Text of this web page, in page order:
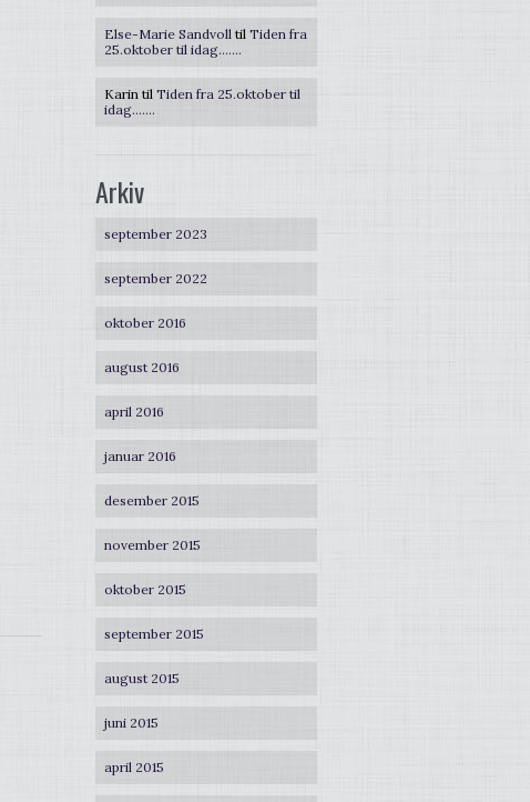
Else-Marie Sandvoll til Tiden fra
25.oktober til idag…….
Karin til Tiden fra 25.oktober til
idag…….
Arkiv
september 2023
september 2022
oktober 2016
august 2016
april 2016
januar 2016
desember 2015
november 2015
oktober 2015
september 2015
august 2015
juni 2015
april 2015